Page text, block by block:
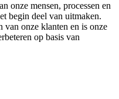
onze mensen, processen en
begin deel van uitmaken.
van onze klanten en is onze
op basis van